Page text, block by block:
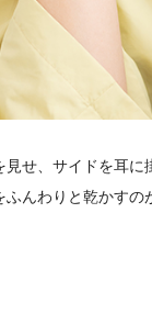
せ、サイドを耳
んわりと乾かすの